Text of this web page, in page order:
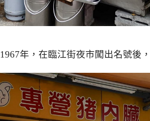
1967年，在臨江街夜市闖出名號後